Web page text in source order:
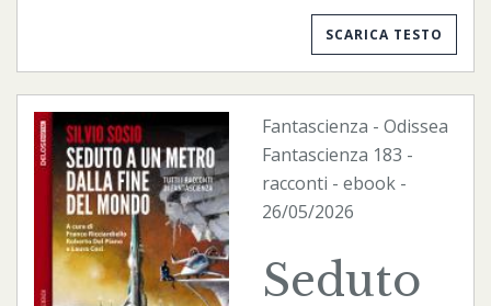
SCARICA TESTO
Fantascienza - Odissea
Fantascienza 183 -
racconti - ebook -
26/05/2026
Seduto